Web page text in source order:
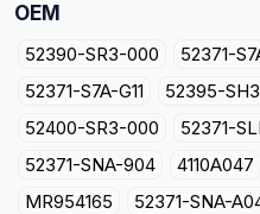
OEM
52390-SR3-000 52371-
52371-S7A-G11
52395-
52400-SR3-000
52371-
52371-SNA-904
4110A047
MR954165
52371-SNA-